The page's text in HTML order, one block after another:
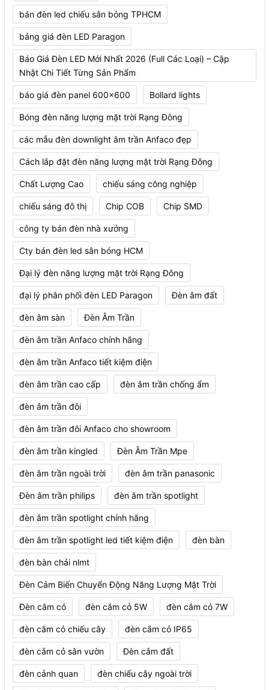
bán đèn led chiếu sân bóng TPHCM
bảng giá đèn LED Paragon
Báo Giá Đèn LED Mới Nhất 2026 (Full Các Loại) – Cập
Nhật Chi Tiết Từng Sản Phẩm
báo giá đèn panel 600x600 Bollard lights
Bóng đèn năng lượng mặt trời Rạng Đông
các mẫu đèn downlight âm trần Anfaco đẹp
Cách lắp đặt đèn năng lượng mặt trời Rạng Đông
Chất Lượng Cao chiếu sáng công nghiệp
chiếu sáng đô thị Chip COB Chip SMD
công ty bán đèn nhà xưởng
Cty bán đèn led sân bóng HCM
Đại lý đèn năng lượng mặt trời Rạng Đông
đại lý phân phối đèn LED Paragon Đèn âm đất
đèn âm sàn Đèn Âm Trần
đèn âm trần Anfaco chính hãng
đèn âm trần Anfaco tiết kiệm điện
đèn âm trần cao cấp đèn âm trần chống ẩm
đèn âm trần đôi
đèn âm trần đôi Anfaco cho showroom
đèn âm trần kingled Đèn Âm Trần Mpe
đèn âm trần ngoài trời đèn âm trần panasonic
Đèn âm trần philips đèn âm trần spotlight
đèn âm trần spotlight chính hãng
đèn âm trần spotlight led tiết kiệm điện đèn bàn
đèn bàn chải nlmt
Đèn Cảm Biến Chuyển Động Năng Lượng Mặt Trời
Đèn cắm cỏ đèn cắm cỏ 5W đèn cắm cỏ 7W
đèn cắm cỏ chiếu cây đèn cắm cỏ IP65
đèn cắm cỏ sân vườn Đèn cắm đất
đèn cảnh quan đèn chiếu cây ngoài trời